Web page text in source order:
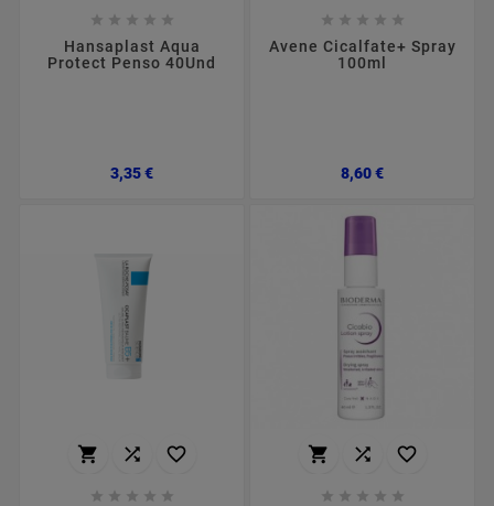
    
Hansaplast Aqua
Protect Penso 40Und
3,35 €Preço
    
Avene Cicalfate+ Spray
100ml
8,60 €Preço
  
    
  
    